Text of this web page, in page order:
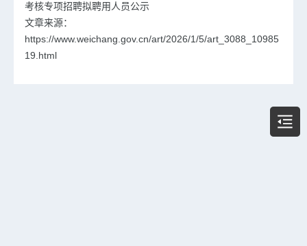
考核专项招聘拟聘用人员公示
文章来源：
https://www.weichang.gov.cn/art/2026/1/5/art_3088_10985
19.html